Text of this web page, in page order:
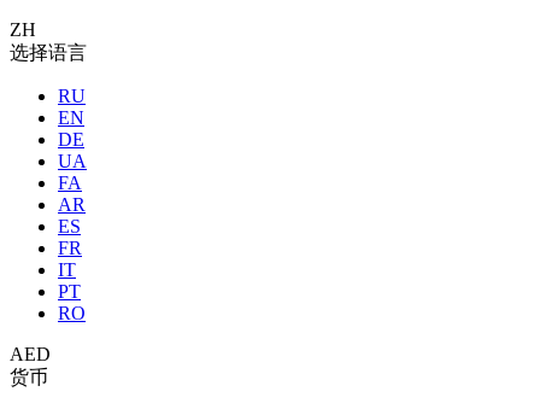
ZH
选择语言
RU
EN
DE
UA
FA
AR
ES
FR
IT
PT
RO
AED
货币